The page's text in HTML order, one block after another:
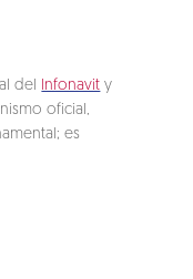
del Infonavit y
oficial,
es